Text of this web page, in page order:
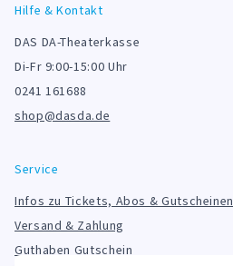
Hilfe & Kontakt
DAS DA-Theaterkasse
Di-Fr 9:00-15:00 Uhr
0241 161688
shop@dasda.de
Service
Infos zu Tickets, Abos & Gutscheinen
Versand & Zahlung
Guthaben Gutschein